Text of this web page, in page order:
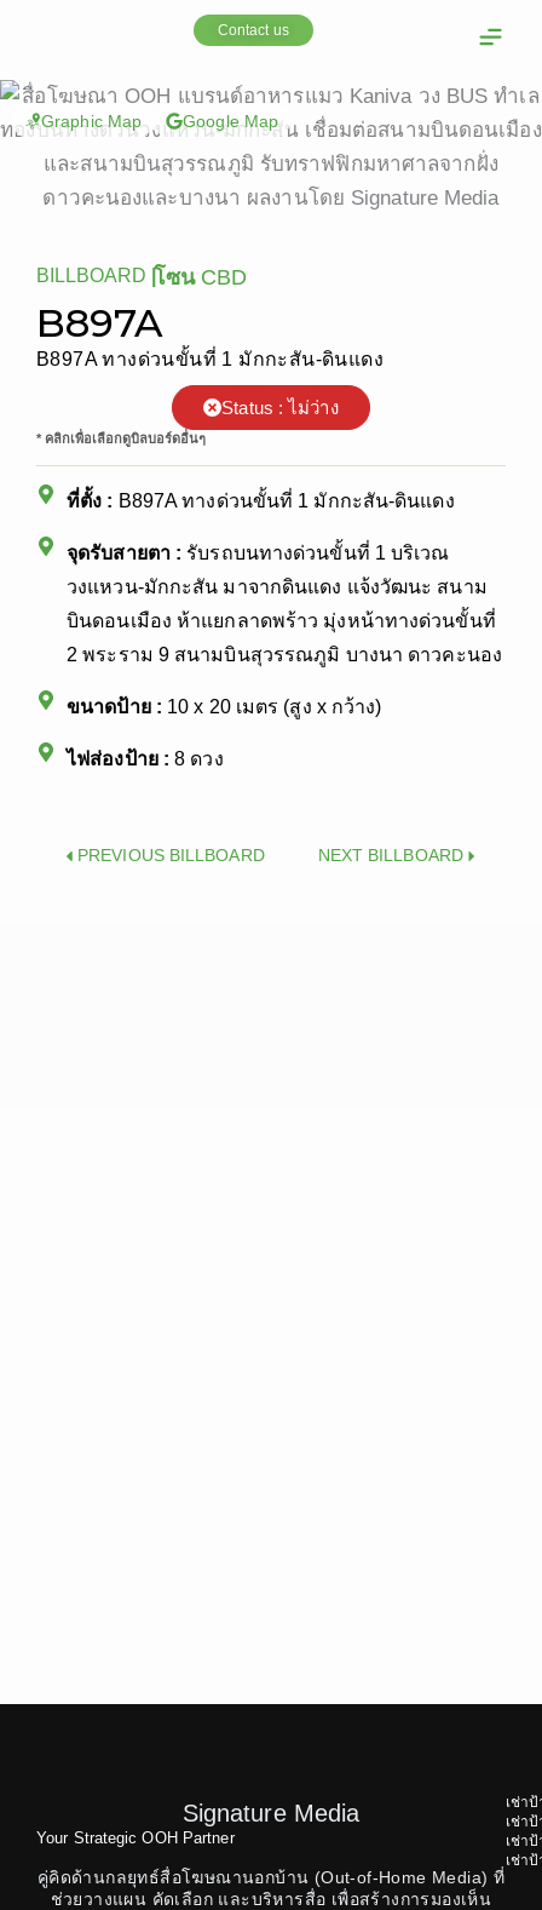
content
Contact us
Graphic Map Google Map
BILLBOARD |โซน CBD
B897A
B897A ทางด่วนขั้นที่ 1 มักกะสัน-ดินแดง
Status : ไม่ว่าง
* คลิกเพื่อเลือกดูบิลบอร์ดอื่นๆ
ที่ตั้ง : B897A ทางด่วนขั้นที่ 1 มักกะสัน-ดินแดง
จุดรับสายตา : รับรถบนทางด่วนขั้นที่ 1 บริเวณ
วงแหวน-มักกะสัน มาจากดินแดง แจ้งวัฒนะ สนาม
บินดอนเมือง ห้าแยกลาดพร้าว มุ่งหน้าทางด่วนขั้นที่
2 พระราม 9 สนามบินสุวรรณภูมิ บางนา ดาวคะนอง
ขนาดป้าย : 10 x 20 เมตร (สูง x กว้าง)
ไฟส่องป้าย : 8 ดวง
PrevPREVIOUS BILLBOARD NEXT BILLBOARDNext
Signature Media
Your Strategic OOH Partner
คู่คิดด้านกลยุทธ์สื่อโฆษณานอกบ้าน (Out-of-Home Media) ที่
ช่วยวางแผน คัดเลือก และบริหารสื่อ เพื่อสร้างการมองเห็น
เช่า
เช่า
เช่า
เช่า